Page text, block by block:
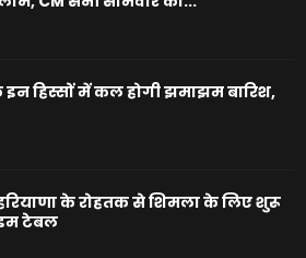
हिस्सों में कल होगी झमाझम बारिश,
के रोहतक से शिमला के लिए शुरू
टेबल